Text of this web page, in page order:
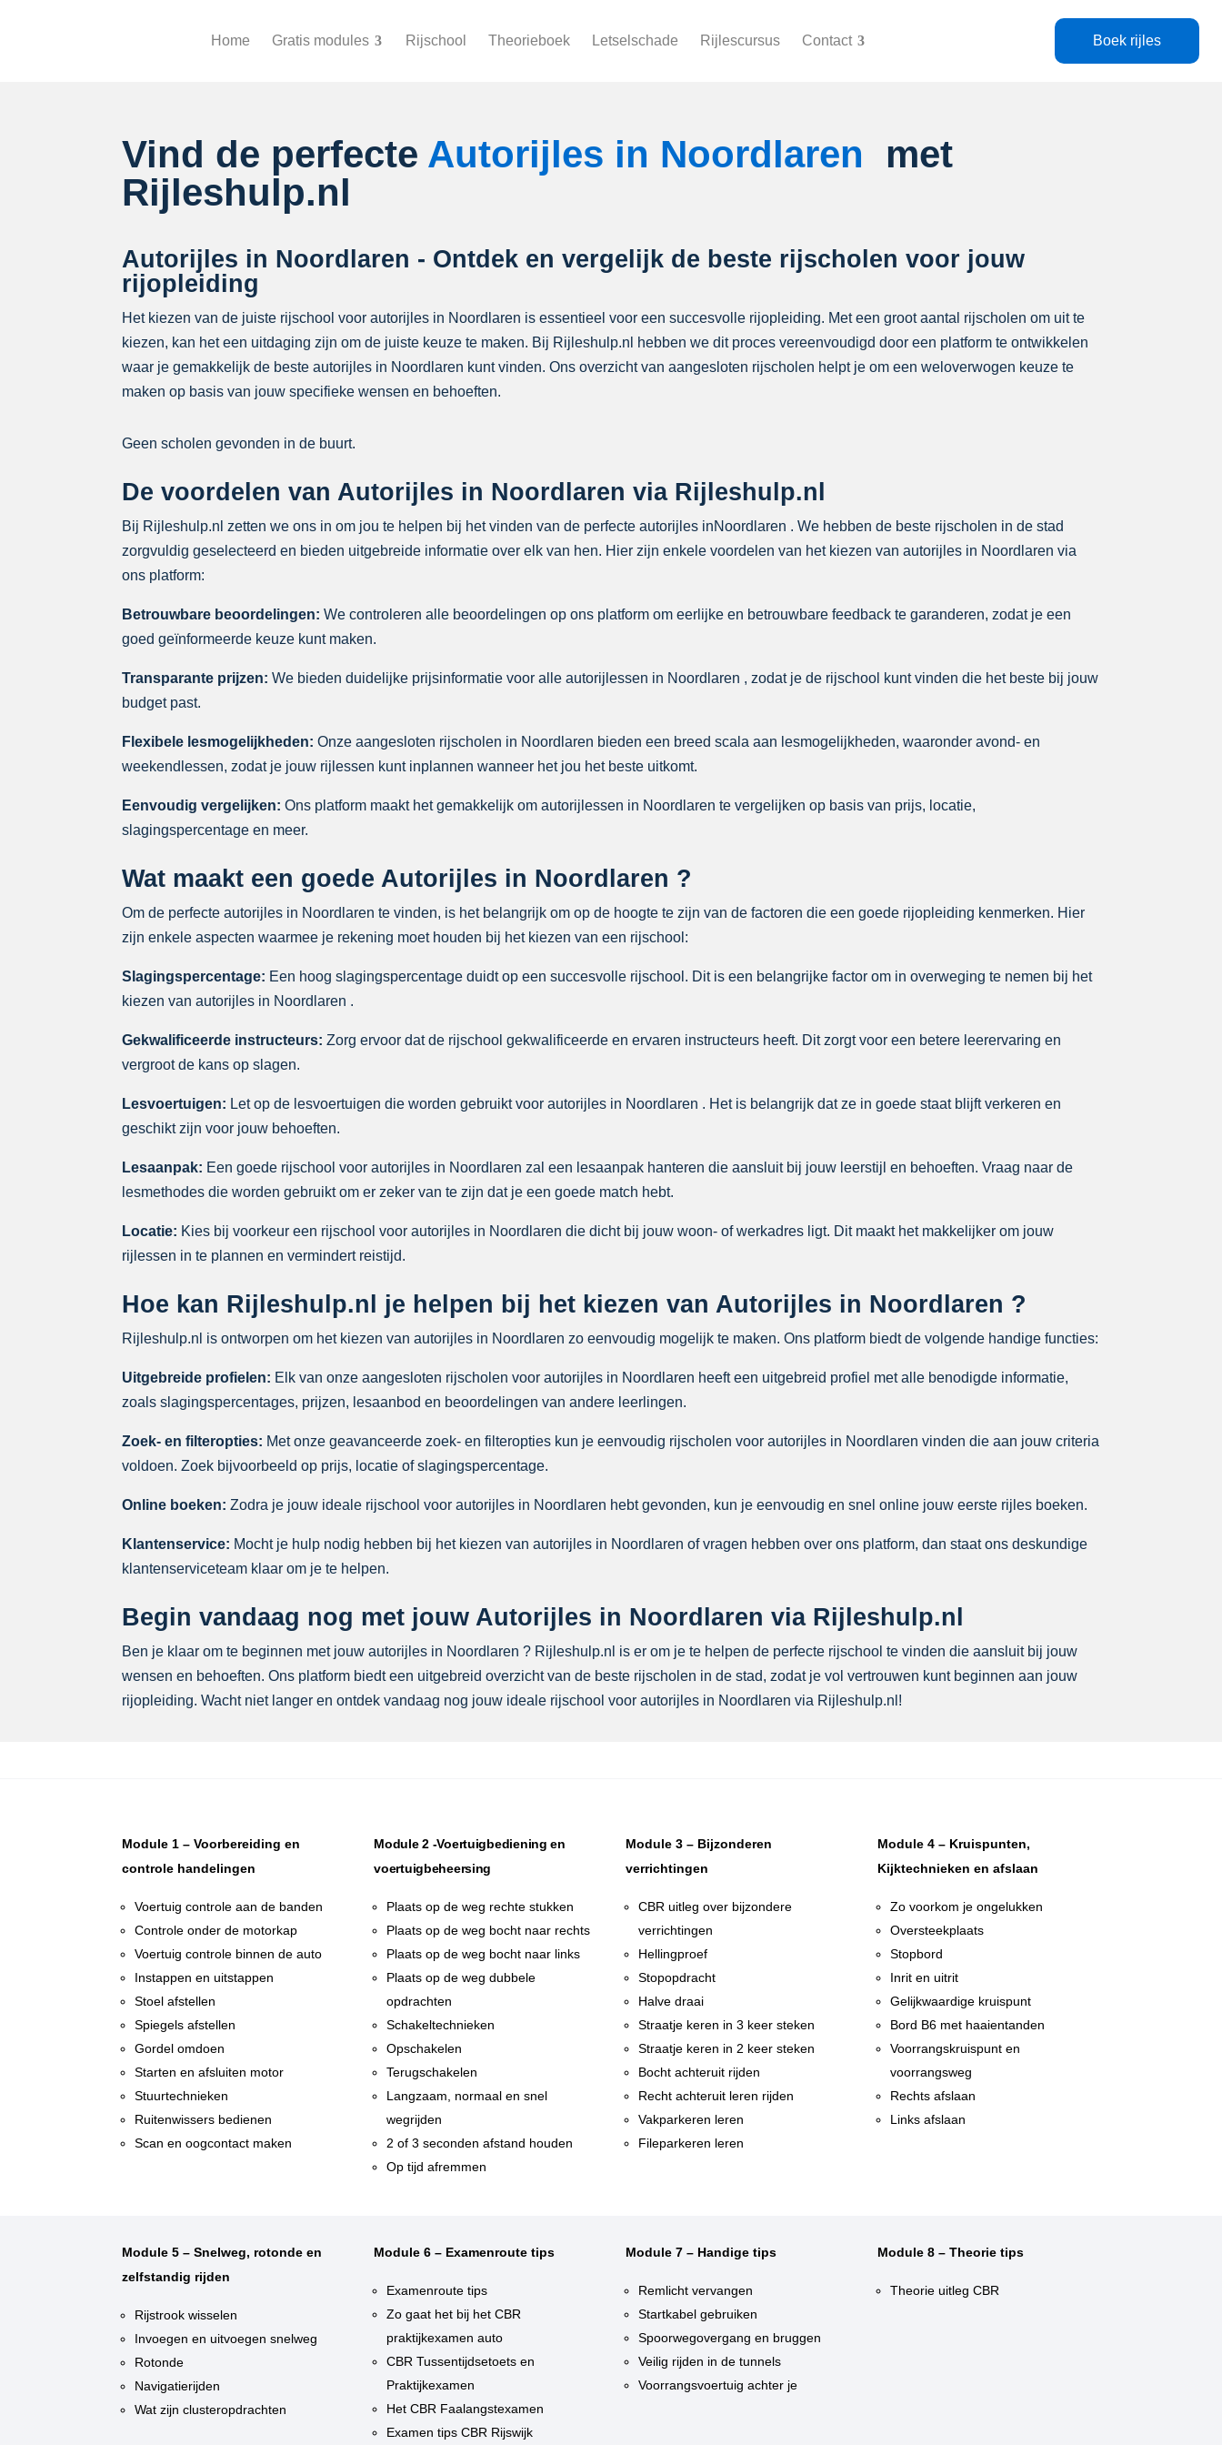
Home Gratis modules Rijschool Theorieboek Letselschade Rijlescursus Contact Boek rijles
Vind de perfecte Autorijles in Noordlaren
met
Rijleshulp.nl
Autorijles in Noordlaren - Ontdek en vergelijk de beste rijscholen voor jouw
rijopleiding
Het kiezen van de juiste rijschool voor autorijles in Noordlaren is essentieel voor een succesvolle rijopleiding. Met een groot aantal rijscholen om uit te
kiezen, kan het een uitdaging zijn om de juiste keuze te maken. Bij Rijleshulp.nl hebben we dit proces vereenvoudigd door een platform te ontwikkelen
waar je gemakkelijk de beste autorijles in Noordlaren kunt vinden. Ons overzicht van aangesloten rijscholen helpt je om een weloverwogen keuze te
maken op basis van jouw specifieke wensen en behoeften.
Geen scholen gevonden in de buurt.
De voordelen van Autorijles in Noordlaren via Rijleshulp.nl
Bij Rijleshulp.nl zetten we ons in om jou te helpen bij het vinden van de perfecte autorijles inNoordlaren . We hebben de beste rijscholen in de stad
zorgvuldig geselecteerd en bieden uitgebreide informatie over elk van hen. Hier zijn enkele voordelen van het kiezen van autorijles in Noordlaren via
ons platform:
Betrouwbare beoordelingen: We controleren alle beoordelingen op ons platform om eerlijke en betrouwbare feedback te garanderen, zodat je een
goed geïnformeerde keuze kunt maken.
Transparante prijzen: We bieden duidelijke prijsinformatie voor alle autorijlessen in Noordlaren , zodat je de rijschool kunt vinden die het beste bij jouw
budget past.
Flexibele lesmogelijkheden: Onze aangesloten rijscholen in Noordlaren bieden een breed scala aan lesmogelijkheden, waaronder avond- en
weekendlessen, zodat je jouw rijlessen kunt inplannen wanneer het jou het beste uitkomt.
Eenvoudig vergelijken: Ons platform maakt het gemakkelijk om autorijlessen in Noordlaren te vergelijken op basis van prijs, locatie,
slagingspercentage en meer.
Wat maakt een goede Autorijles in Noordlaren ?
Om de perfecte autorijles in Noordlaren te vinden, is het belangrijk om op de hoogte te zijn van de factoren die een goede rijopleiding kenmerken. Hier
zijn enkele aspecten waarmee je rekening moet houden bij het kiezen van een rijschool:
Slagingspercentage: Een hoog slagingspercentage duidt op een succesvolle rijschool. Dit is een belangrijke factor om in overweging te nemen bij het
kiezen van autorijles in Noordlaren .
Gekwalificeerde instructeurs: Zorg ervoor dat de rijschool gekwalificeerde en ervaren instructeurs heeft. Dit zorgt voor een betere leerervaring en
vergroot de kans op slagen.
Lesvoertuigen: Let op de lesvoertuigen die worden gebruikt voor autorijles in Noordlaren . Het is belangrijk dat ze in goede staat blijft verkeren en
geschikt zijn voor jouw behoeften.
Lesaanpak: Een goede rijschool voor autorijles in Noordlaren zal een lesaanpak hanteren die aansluit bij jouw leerstijl en behoeften. Vraag naar de
lesmethodes die worden gebruikt om er zeker van te zijn dat je een goede match hebt.
Locatie: Kies bij voorkeur een rijschool voor autorijles in Noordlaren die dicht bij jouw woon- of werkadres ligt. Dit maakt het makkelijker om jouw
rijlessen in te plannen en vermindert reistijd.
Hoe kan Rijleshulp.nl je helpen bij het kiezen van Autorijles in Noordlaren ?
Rijleshulp.nl is ontworpen om het kiezen van autorijles in Noordlaren zo eenvoudig mogelijk te maken. Ons platform biedt de volgende handige functies:
Uitgebreide profielen: Elk van onze aangesloten rijscholen voor autorijles in Noordlaren heeft een uitgebreid profiel met alle benodigde informatie,
zoals slagingspercentages, prijzen, lesaanbod en beoordelingen van andere leerlingen.
Zoek- en filteropties: Met onze geavanceerde zoek- en filteropties kun je eenvoudig rijscholen voor autorijles in Noordlaren vinden die aan jouw criteria
voldoen. Zoek bijvoorbeeld op prijs, locatie of slagingspercentage.
Online boeken: Zodra je jouw ideale rijschool voor autorijles in Noordlaren hebt gevonden, kun je eenvoudig en snel online jouw eerste rijles boeken.
Klantenservice: Mocht je hulp nodig hebben bij het kiezen van autorijles in Noordlaren of vragen hebben over ons platform, dan staat ons deskundige
klantenserviceteam klaar om je te helpen.
Begin vandaag nog met jouw Autorijles in Noordlaren via Rijleshulp.nl
Ben je klaar om te beginnen met jouw autorijles in Noordlaren ? Rijleshulp.nl is er om je te helpen de perfecte rijschool te vinden die aansluit bij jouw
wensen en behoeften. Ons platform biedt een uitgebreid overzicht van de beste rijscholen in de stad, zodat je vol vertrouwen kunt beginnen aan jouw
rijopleiding. Wacht niet langer en ontdek vandaag nog jouw ideale rijschool voor autorijles in Noordlaren via Rijleshulp.nl!
Module 1 – Voorbereiding en
controle handelingen
Voertuig controle aan de banden
Controle onder de motorkap
Voertuig controle binnen de auto
Instappen en uitstappen
Stoel afstellen
Spiegels afstellen
Gordel omdoen
Starten en afsluiten motor
Stuurtechnieken
Ruitenwissers bedienen
Scan en oogcontact maken
Module 2 -Voertuigbediening en
voertuigbeheersing
Plaats op de weg rechte stukken
Plaats op de weg bocht naar rechts
Plaats op de weg bocht naar links
Plaats op de weg dubbele
opdrachten
Schakeltechnieken
Opschakelen
Terugschakelen
Langzaam, normaal en snel
wegrijden
2 of 3 seconden afstand houden
Op tijd afremmen
Module 3 – Bijzonderen
verrichtingen
CBR uitleg over bijzondere
verrichtingen
Hellingproef
Stopopdracht
Halve draai
Straatje keren in 3 keer steken
Straatje keren in 2 keer steken
Bocht achteruit rijden
Recht achteruit leren rijden
Vakparkeren leren
Fileparkeren leren
Module 4 – Kruispunten,
Kijktechnieken en afslaan
Zo voorkom je ongelukken
Oversteekplaats
Stopbord
Inrit en uitrit
Gelijkwaardige kruispunt
Bord B6 met haaientanden
Voorrangskruispunt en
voorrangsweg
Rechts afslaan
Links afslaan
Module 5 – Snelweg, rotonde en
zelfstandig rijden
Rijstrook wisselen
Invoegen en uitvoegen snelweg
Rotonde
Navigatierijden
Wat zijn clusteropdrachten
Module 6 – Examenroute tips
Examenroute tips
Zo gaat het bij het CBR
praktijkexamen auto
CBR Tussentijdsetoets en
Praktijkexamen
Het CBR Faalangstexamen
Examen tips CBR Rijswijk
Module 7 – Handige tips
Remlicht vervangen
Startkabel gebruiken
Spoorwegovergang en bruggen
Veilig rijden in de tunnels
Voorrangsvoertuig achter je
Module 8 – Theorie tips
Theorie uitleg CBR